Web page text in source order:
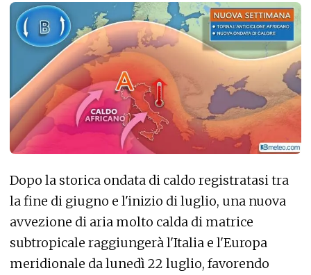
Dopo la storica ondata di caldo registratasi tra
la fine di giugno e l'inizio di luglio, una nuova
avvezione di aria molto calda di matrice
subtropicale raggiungerà l'Italia e l'Europa
meridionale da lunedì 22 luglio, favorendo